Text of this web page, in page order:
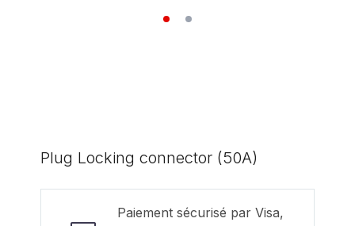
Plug Locking connector (50A)
Paiement sécurisé par Visa,